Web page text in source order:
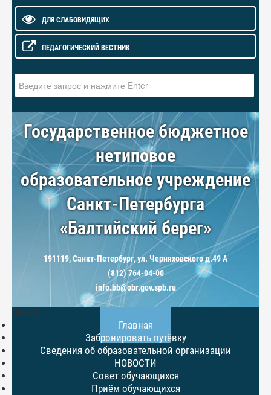
ДЛЯ СЛАБОВИДЯЩИХ
ПЕДАГОГИЧЕСКИЙ ВЕСТНИК
Государственное бюджетное
нетиповое
образовательное учреждение
Санкт-Петербурга
«Балтийский берег»
191119, Санкт-Петербург, ул. Черняховского д.49 А
(812) 764-04-00
info.bb@obr.gov.spb.ru
МЕНЮ
Главная
Забронировать путёвку
Сведения об образовательной организации
НОВОСТИ
Совет обучающихся
Приём обучающихся